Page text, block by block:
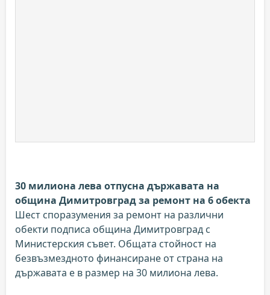
30 милиона лева отпусна държавата на
община Димитровград за ремонт на 6 обекта
Шест споразумения за ремонт на различни
обекти подписа община Димитровград с
Министерския съвет. Общата стойност на
безвъзмездното финансиране от страна на
държавата е в размер на 30 милиона лева.